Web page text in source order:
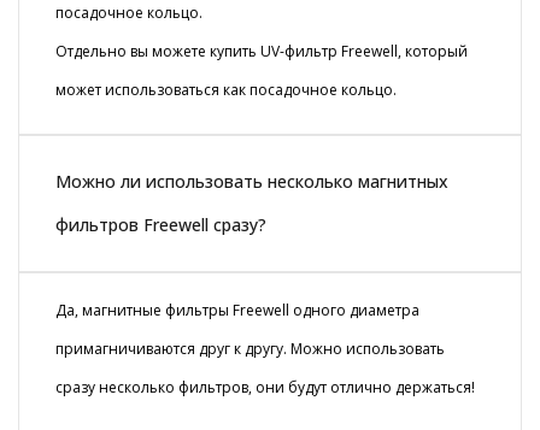
посадочное кольцо.
Отдельно вы можете купить UV-фильтр Freewell, который
может использоваться как посадочное кольцо.
Можно ли использовать несколько магнитных
фильтров Freewell сразу?
Да, магнитные фильтры Freewell одного диаметра
примагничиваются друг к другу. Можно использовать
сразу несколько фильтров, они будут отлично держаться!